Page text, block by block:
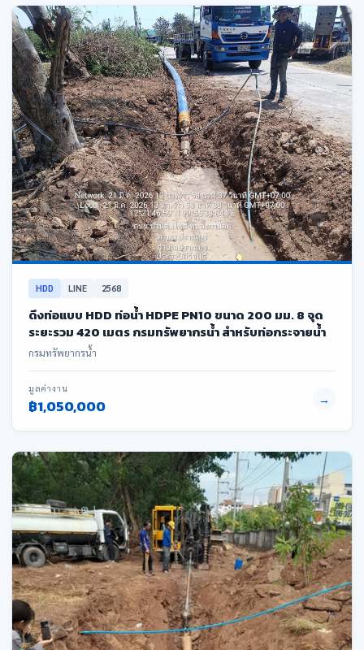
HDD LINE 2568
ดึงท่อแบบ HDD ท่อน้ำ HDPE PN10 ขนาด 200 มม. 8 จุด
ระยะรวม 420 เมตร กรมทรัพยากรน้ำ สำหรับท่อกระจายน้ำ
กรมทรัพยากรน้ำ
มูลค่างาน
฿1,050,000 →